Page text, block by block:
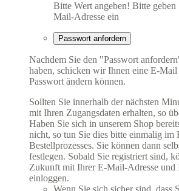
Bitte Wert angeben! Bitte geben
Mail-Adresse ein
Passwort anfordern
Nachdem Sie den "Passwort
haben, schicken wir Ihnen eine E-
Passwort ändern können.
Sollten Sie innerhalb der nächsten
mit Ihren Zugangsdaten erhalten, so
Haben Sie sich in unserem Shop
nicht, so tun Sie dies bitte einmalig im
Bestellprozesses. Sie können dann
festlegen. Sobald Sie registriert sind,
Zukunft mit Ihrer E-Mail-Adresse und
einloggen.
Wenn Sie sich sicher sind, dass